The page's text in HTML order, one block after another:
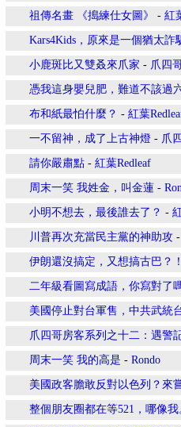
祖傳名畫 《搗練仕女圖》 - 紅
Kars4Kids，原來是一個猶太詐
小鹿斑比又雙叒來爪家 - 爪四
憑我這身嬰兒肥，難道不該過
布和紙最怕什麼？ - 紅葉
一不留神，成了上古神燈 - 爪
請你嚴肅點 - 紅葉Redleaf
周末一笑 我姓金，叫金蓮 -
小明不想去，最後誰去了？ -
川普再次充當民主黨的神助攻 -
伊朗還沒搞定，又想搞古巴？！
二年級看圖寫成語，你寫對了
美國停止對台軍售，中共武統
爪四哥房客系列之十二：遇警
周末一笑 我的高是 - Rondo
美國政客膽敢反對以色列？來
整個朋友圈都在等521，哪像我